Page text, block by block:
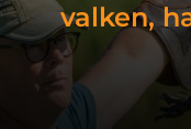
valken,